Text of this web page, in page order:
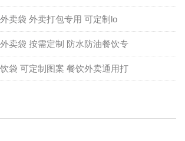
卖袋 外卖打包专用 可定制lo
卖袋 按需定制 防水防油餐饮专
袋 可定制图案 餐饮外卖通用打